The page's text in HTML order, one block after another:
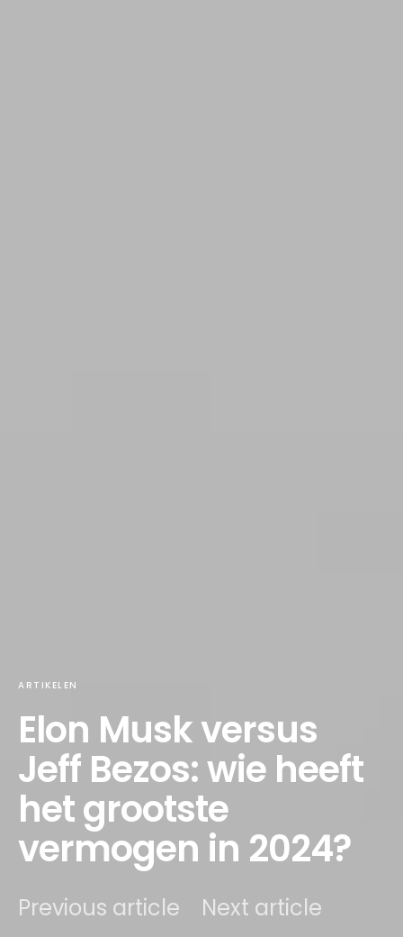
ARTIKELEN
Elon Musk versus
Jeff Bezos: wie heeft
het grootste
vermogen in 2024?
Previous article Next article